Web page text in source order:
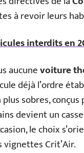
à revoir leurs
interdits en
aucunevoiture
déjà l’ordre
sobres,
devient un
le choix
vignettes Crit’Air.